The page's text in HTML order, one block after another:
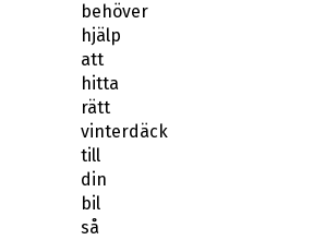
att
hitta
rätt
vinterdäck
till
din
bil
så
tveka
inte